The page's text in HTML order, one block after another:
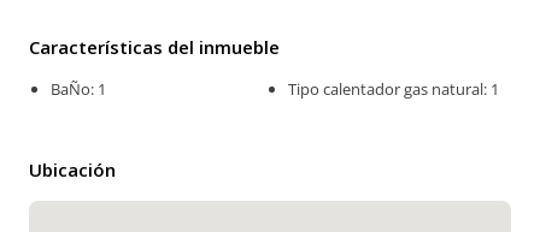
Características del inmueble
BaÑo: 1 Tipo calentador gas natural: 1
Ubicación